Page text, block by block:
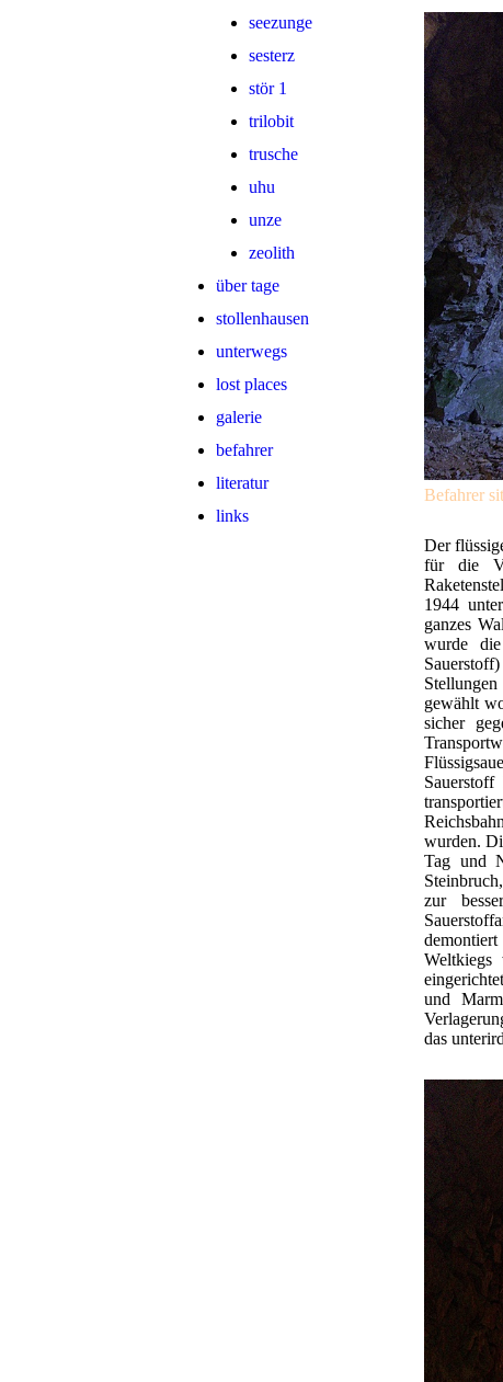
seezunge
sesterz
stör 1
trilobit
trusche
uhu
unze
zeolith
über tage
stollenhausen
unterwegs
lost places
galerie
befahrer
literatur
links
Befahrer
Der
für die
1944
ganzes
wurde
gewählt
sicher
wurden.
Tag und
zur
Weltkiegs
und
das